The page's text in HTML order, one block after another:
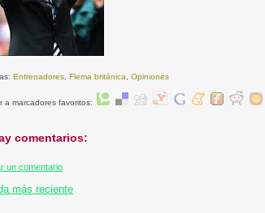
Entrenadores ,Flema británica ,Opiniones
a marcadores favoritos:
comentarios:
un comentario
más reciente